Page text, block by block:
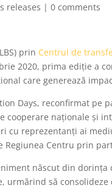
releases |0 comments
prin Centrul de
2020, prima ediție a
care generează
Days, reconfirmat
cooperare naționale și
cu reprezentanți ai
Regiunea Centru prin
născut din dorința
urmărind să